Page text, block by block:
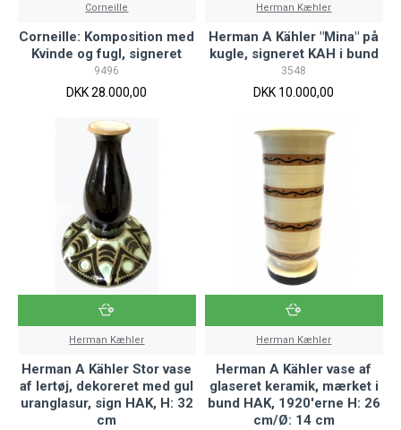
Corneille
Corneille: Komposition med
Kvinde og fugl, signeret
9496
DKK 28.000,00
Herman Kæhler
Herman A Kähler "Mina" på
kugle, signeret KAH i bund
3548
DKK 10.000,00
Herman Kæhler
Herman A Kähler Stor vase
af lertøj, dekoreret med gul
uranglasur, sign HAK, H: 32
cm
Herman Kæhler
Herman A Kähler vase af
glaseret keramik, mærket i
bund HAK, 1920'erne H: 26
cm/Ø: 14 cm